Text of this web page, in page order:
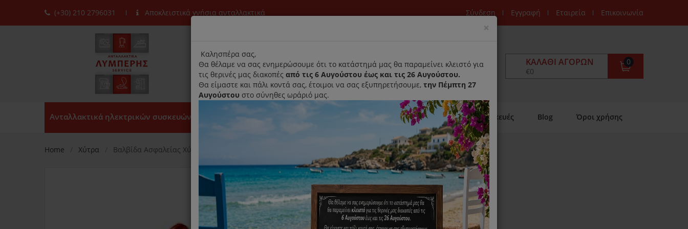
(+30) 210 2796031 Αποκλειστικά γνήσια ανταλλακτικά Σύνδεση Εγγραφή Εταιρεία Επικοινωνία
ΚΑΛΆΘΙ ΑΓΟΡΏΝ
0
€0
Ανταλλακτικά ηλεκτρικών συσκευών Αρχική Παραλαβή- Παράδοση Κατ'οικον Επισκευές Blog Όροι χρήσης
Home Χύτρα Βαλβίδα Ασφαλείας Χύτρας Seb Optima
Βαλβίδα Ασφαλείας Χύτρας Seb Optima
Κωδικός : SS-792594
Διαθεσιμότητα :
Παράδοση Σε 1-3 Ημέρες (Διαθέσιμο)
× Close
title
Καλησπέρα σας,
Θα θέλαμε να σας ενημερώσουμε ότι το κατάστημά μας θα παραμείνει κλειστό για
τις θερινές μας διακοπές από τις 6 Αυγούστου έως και τις 26 Αυγούστου.
Θα είμαστε και πάλι κοντά σας, έτοιμοι να σας εξυπηρετήσουμε, την Πέμπτη 27
Αυγούστου στο σύνηθες ωράριό μας.